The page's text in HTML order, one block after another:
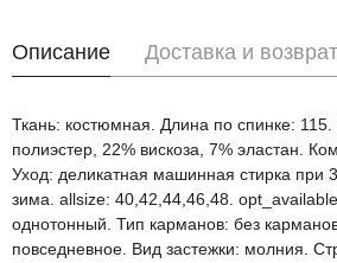
Описание Доставка и возврат
Ткань: костюмная. Длина по спинке: 115.
полиэстер, 22% вискоза, 7% эластан.
Уход: деликатная машинная стирка при
зима. allsize: 40,42,44,46,48.
однотонный. Тип карманов: без
повседневное. Вид застежки: молния.